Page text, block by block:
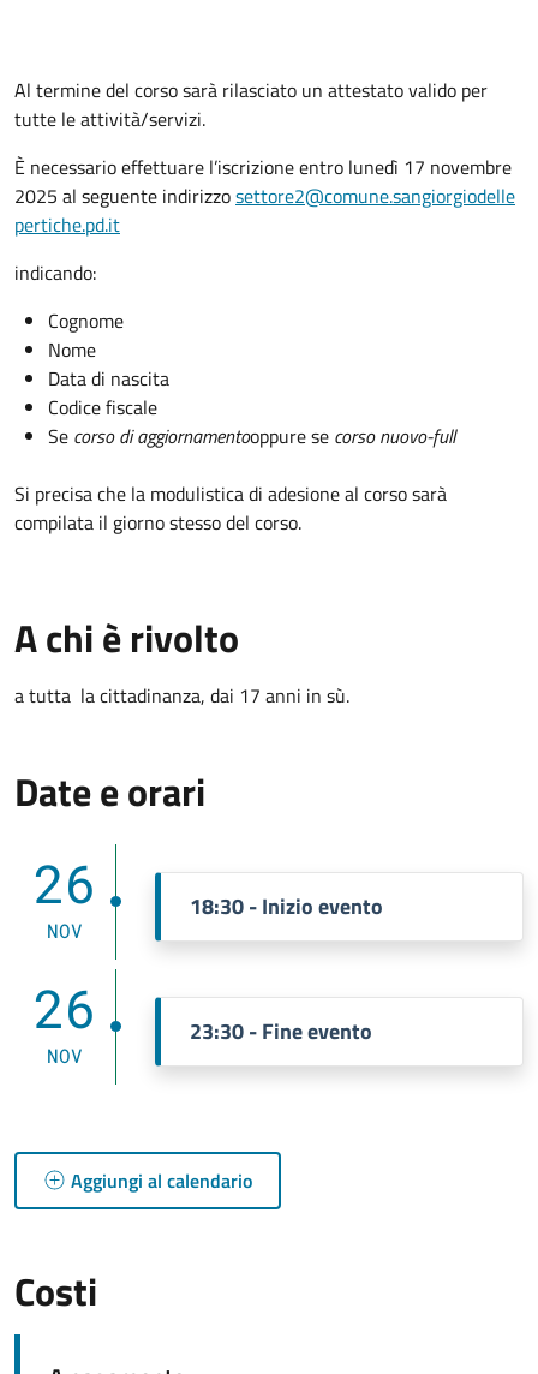
Al termine del corso sarà rilasciato un attestato valido per
tutte le attività/servizi.
È necessario effettuare l’iscrizione entro lunedì 17 novembre
2025 al seguente indirizzosettore2@comune.sangiorgiodelle
pertiche.pd.it
indicando:
Cognome
Nome
Data di nascita
Codice fiscale
Se corso di aggiornamentooppure se corso nuovo-full
Si precisa che la modulistica di adesione al corso sarà
compilata il giorno stesso del corso.
A chi è rivolto
a tutta la cittadinanza, dai 17 anni in sù.
Date e orari
26
NOV
18:30 - Inizio evento
26
NOV
23:30 - Fine evento
Aggiungi al calendario
Costi